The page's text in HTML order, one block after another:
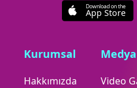
Download on the
App Store
Kurumsal
Hakkımızda
Medya
Video